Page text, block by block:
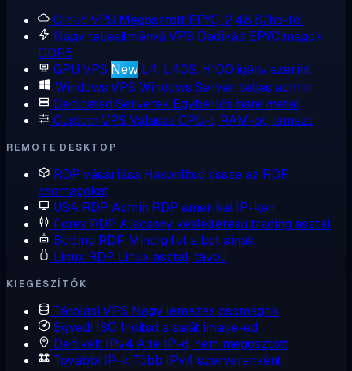
Cloud VPS Megosztott EPYC, 2,48 $/hó-tól
Nagy teljesítményű VPS Dedikált EPYC magok,
DDR5
GPU VPS New L4, L40S, H100 igény szerint
Windows VPS Windows Server, teljes admin
Dedicated Serverek Egybérlős bare metal
Custom VPS Válassz CPU-t, RAM-ot, lemezt
REMOTE DESKTOP
RDP vásárlása Hasonlítsd össze az RDP
csomagokat
USA RDP Admin RDP amerikai IP-ken
Forex RDP Alacsony késleltetésű trading asztal
Botting RDP Mindig fut a botjainak
Linux RDP Linux asztal, távoli
KIEGÉSZÍTŐK
Tárolási VPS Nagy lemezes csomagok
Egyedi ISO Indítsd a saját image-ed
Dedikált IPv4 A te IP-d, nem megosztott
További IP-k Több IPv4 szerverenként